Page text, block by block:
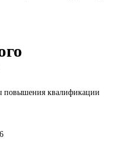
повышения квалификации